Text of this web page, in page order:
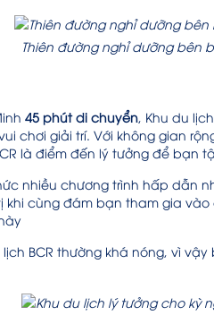
Thiên đường nghỉ dưỡng bên
45 phút di chuyển, Khu du
chơi giải trí. Với không gian
là điểm đến lý tưởng để bạn
nhiều chương trình hấp
khi cùng đám bạn tham gia
BCR thường khá nóng, vì